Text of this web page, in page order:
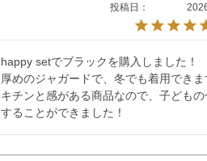
投稿日
happy setでブラックを購入しました！
厚めのジャガードで、冬でも着用できま
キチンと感がある商品なので、子ども
することができました！